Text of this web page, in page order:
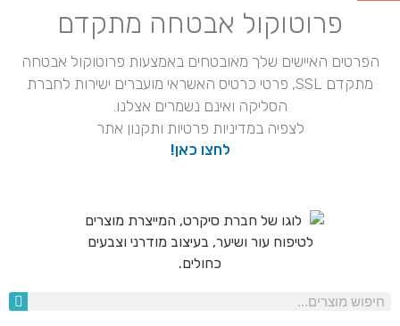
פרוטוקול אבטחה מתקדם
הפרטים האיישים שלך מאובטחים באמצעות פרוטוקול אבטחה
מתקדם SSL, פרטי כרטיס האשראי מועברים ישירות לחברת
הסליקה ואינם נשמרים אצלנו.
לצפיה במדיניות פרטיות ותקנון אתר
לחצו כאן!